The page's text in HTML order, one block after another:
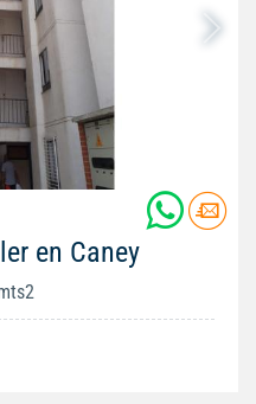
en Caney